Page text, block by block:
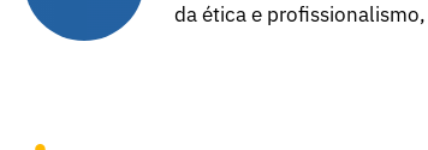
da ética e